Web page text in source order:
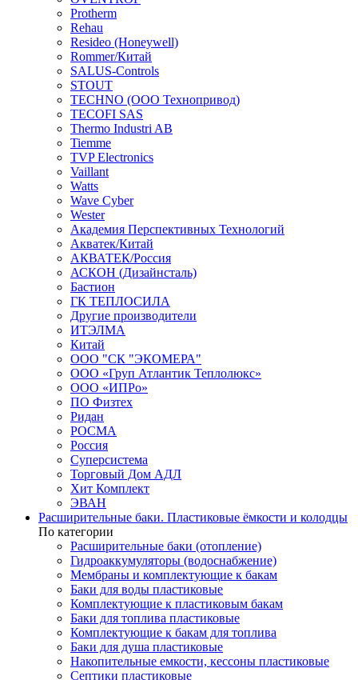
Protherm
Rehau
Resideo (Honeywell)
Rommer/Китай
SALUS-Controls
STOUT
TECHNO (ООО Технопривод)
TECOFI SAS
Thermo Industri AB
Tiemme
TVP Electronics
Vaillant
Watts
Wave Cyber
Wester
Академия Перспективных Технологий
Акватек/Китай
АКВАТЕК/Россия
АСКОН (Дизайнсталь)
Бастион
ГК ТЕПЛОСИЛА
Другие производители
ИТЭЛМА
Китай
ООО "СК "ЭКОМЕРА"
ООО «Груп Атлантик Теплолюкс»
ООО «ИПРо»
ПО Физтех
Ридан
РОСМА
Россия
Суперсистема
Торговый Дом АДЛ
Хит Комплект
ЭВАН
Расширительные баки. Пластиковые ёмкости и колодцы
По категории
Расширительные баки (отопление)
Гидроаккумуляторы (водоснабжение)
Мембраны и комплектующие к бакам
Баки для воды пластиковые
Комплектующие к пластиковым бакам
Баки для топлива пластиковые
Комплектующие к бакам для топлива
Баки для душа пластиковые
Накопительные емкости, кессоны пластиковые
Септики пластиковые